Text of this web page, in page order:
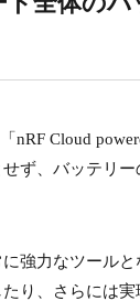
nRF Cloud
ず、バッテリ
強力なツール
り、さらには